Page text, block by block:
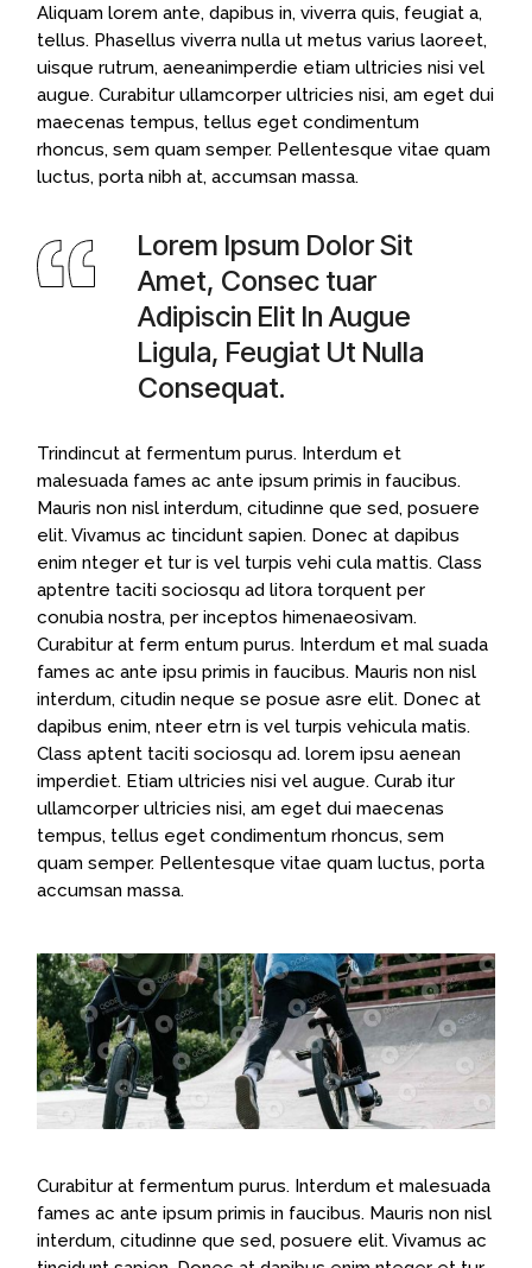
Aliquam lorem ante, dapibus in, viverra quis, feugiat a,
tellus. Phasellus viverra nulla ut metus varius laoreet,
uisque rutrum, aeneanimperdie etiam ultricies nisi vel
augue. Curabitur ullamcorper ultricies nisi, am eget dui
maecenas tempus, tellus eget condimentum
rhoncus, sem quam semper. Pellentesque vitae quam
luctus, porta nibh at, accumsan massa.
Lorem Ipsum Dolor Sit
Amet, Consec tuar
Adipiscin Elit In Augue
Ligula, Feugiat Ut Nulla
Consequat.
Trindincut at fermentum purus. Interdum et
malesuada fames ac ante ipsum primis in faucibus.
Mauris non nisl interdum, citudinne que sed, posuere
elit. Vivamus ac tincidunt sapien. Donec at dapibus
enim nteger et tur is vel turpis vehi cula mattis. Class
aptentre taciti sociosqu ad litora torquent per
conubia nostra, per inceptos himenaeosivam.
Curabitur at ferm entum purus. Interdum et mal suada
fames ac ante ipsu primis in faucibus. Mauris non nisl
interdum, citudin neque se posue asre elit. Donec at
dapibus enim, nteer etrn is vel turpis vehicula matis.
Class aptent taciti sociosqu ad. lorem ipsu aenean
imperdiet. Etiam ultricies nisi vel augue. Curab itur
ullamcorper ultricies nisi, am eget dui maecenas
tempus, tellus eget condimentum rhoncus, sem
quam semper. Pellentesque vitae quam luctus, porta
accumsan massa.
Curabitur at fermentum purus. Interdum et malesuada
fames ac ante ipsum primis in faucibus. Mauris non nisl
interdum, citudinne que sed, posuere elit. Vivamus ac